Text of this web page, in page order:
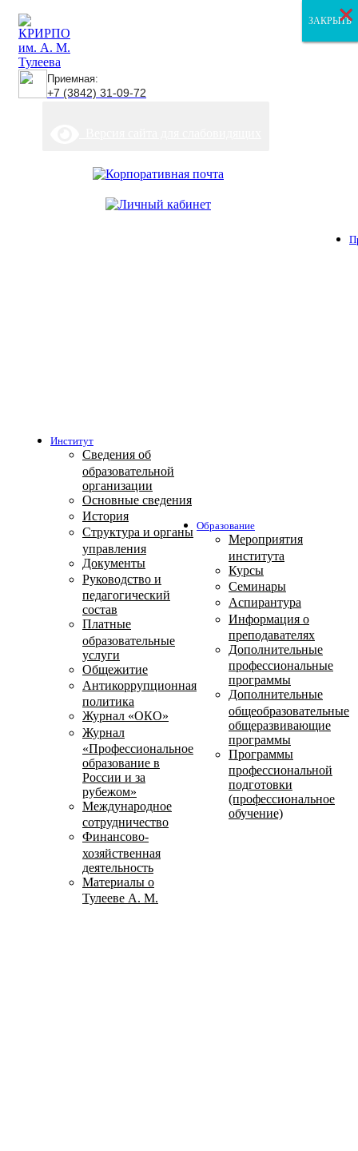
Приемная:
+7 (3842) 31-09-72
Институт
Сведения об
образовательной
организации
Основные сведения
История
Структура и органы
управления
Документы
Руководство и
педагогический
состав
Платные
образовательные
услуги
Общежитие
Антикоррупционная
политика
Журнал «ОКО»
Журнал
«Профессиональное
образование в
России и за
рубежом»
Международное
сотрудничество
Финансово-
хозяйственная
деятельность
Материалы о
Тулееве А. М.
Образование
Мероприятия
института
Курсы
Семинары
Аспирантура
Информация о
преподавателях
Дополнительные
профессиональные
программы
Дополнительные
общеобразовательные
общеразвивающие
программы
Программы
профессиональной
подготовки
(профессиональное
обучение)
ЗАКРЫТЬ
ЗАКРЫТЬ
ЗАКРЫТЬ
×
×
×